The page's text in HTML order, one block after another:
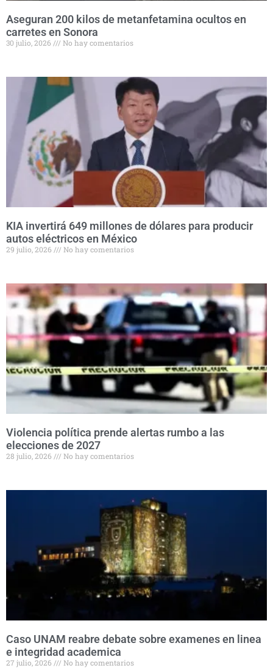
Aseguran 200 kilos de metanfetamina ocultos en
carretes en Sonora
30 julio, 2026 No hay comentarios
KIA invertirá 649 millones de dólares para producir
autos eléctricos en México
29 julio, 2026 No hay comentarios
Violencia política prende alertas rumbo a las
elecciones de 2027
28 julio, 2026 No hay comentarios
Caso UNAM reabre debate sobre examenes en linea
e integridad academica
27 julio, 2026 No hay comentarios